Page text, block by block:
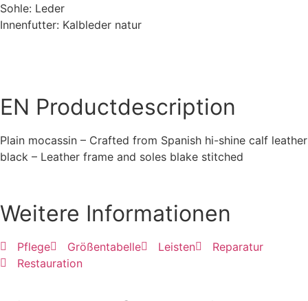
Sohle: Leder
Innenfutter: Kalbleder natur
EN Productdescription
Plain mocassin – Crafted from Spanish hi-shine calf leather
black – Leather frame and soles blake stitched
Weitere Informationen
Pflege Größentabelle Leisten
Reparatur
Restauration